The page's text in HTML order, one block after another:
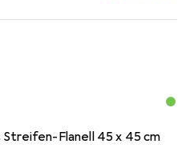
Streifen-Flanell 45 x 45 cm